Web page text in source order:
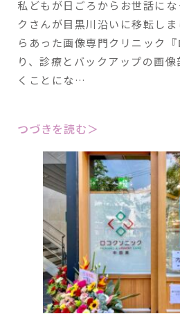
私どもが日ごろからお世話に
クさんが目黒川沿いに移転し
らあった画像専門クリニック
り、診療とバックアップの画
くことにな…
つづきを読む＞